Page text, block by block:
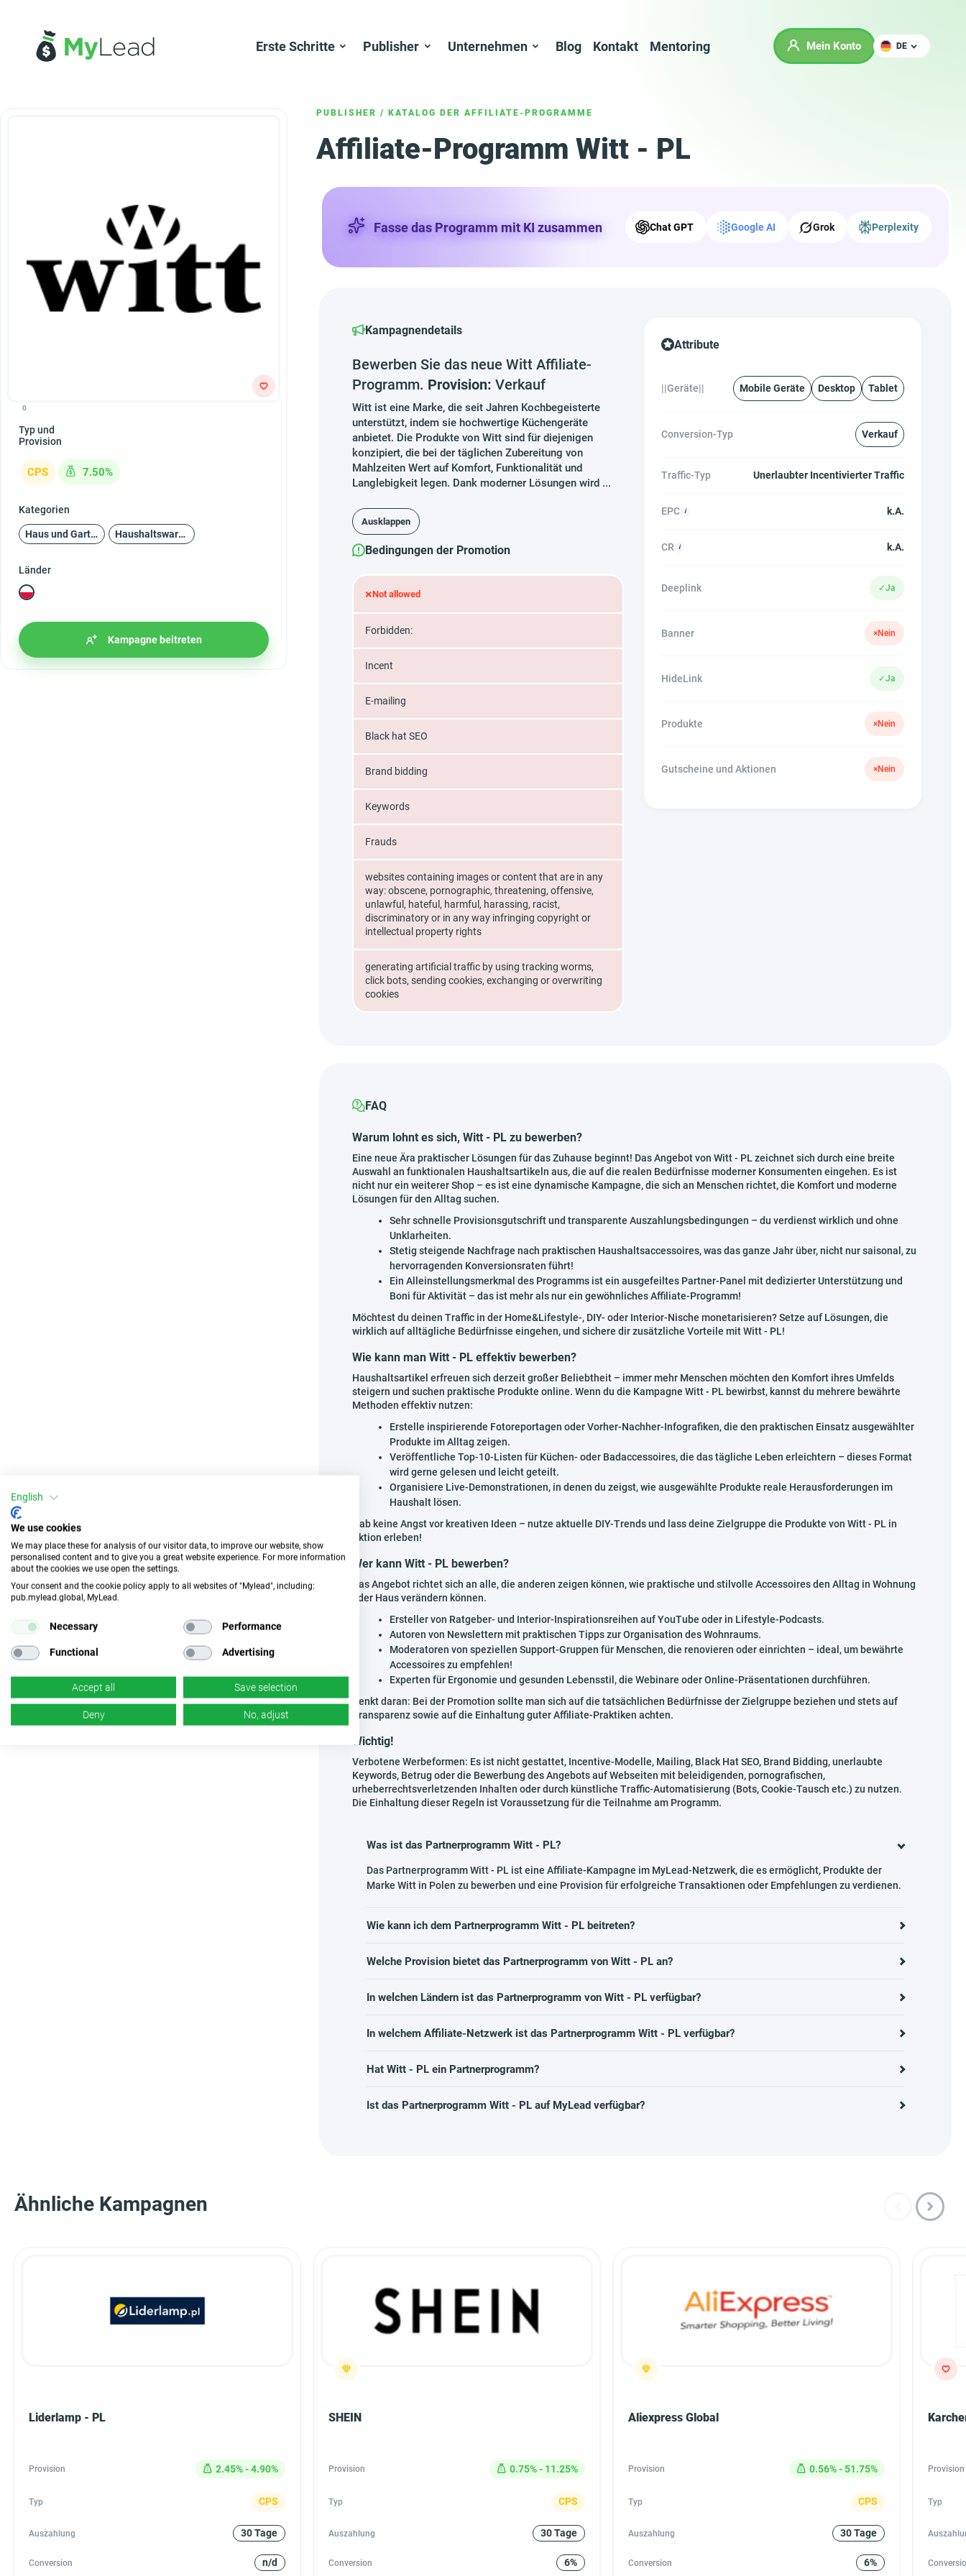
Erste Schritte Publisher Unternehmen Blog Kontakt Mentoring Mein Konto DE
PUBLISHER / KATALOG DER AFFILIATE-PROGRAMME
Affiliate-Programm Witt - PL
0
Typ und
Provision
CPS 7.50%
Kategorien
Haus und Garten Haushaltswaren
Länder
Kampagne beitreten
Fasse das Programm mit KI zusammen Chat GPT Google AI Grok Perplexity
Kampagnendetails
Bewerben Sie das neue Witt Affiliate-
Programm. Provision: Verkauf
Witt ist eine Marke, die seit Jahren Kochbegeisterte
unterstützt, indem sie hochwertige Küchengeräte
anbietet. Die Produkte von Witt sind für diejenigen
konzipiert, die bei der täglichen Zubereitung von
Mahlzeiten Wert auf Komfort, Funktionalität und
Langlebigkeit legen. Dank moderner Lösungen wird ...
Ausklappen
Bedingungen der Promotion
×Not allowed
Forbidden:
Incent
E-mailing
Black hat SEO
Brand bidding
Keywords
Frauds
websites containing images or content that are in any
way: obscene, pornographic, threatening, offensive,
unlawful, hateful, harmful, harassing, racist,
discriminatory or in any way infringing copyright or
intellectual property rights
generating artificial traffic by using tracking worms,
click bots, sending cookies, exchanging or overwriting
cookies
Attribute
||Geräte|| Mobile Geräte Desktop Tablet
Conversion-Typ Verkauf
Traffic-Typ Unerlaubter Incentivierter Traffic
EPC k.A.
CR k.A.
Deeplink ✓Ja
Banner ×Nein
HideLink ✓Ja
Produkte ×Nein
Gutscheine und Aktionen ×Nein
FAQ
Warum lohnt es sich, Witt - PL zu bewerben?
Eine neue Ära praktischer Lösungen für das Zuhause beginnt! Das Angebot von Witt - PL zeichnet sich durch eine breite
Auswahl an funktionalen Haushaltsartikeln aus, die auf die realen Bedürfnisse moderner Konsumenten eingehen. Es ist
nicht nur ein weiterer Shop – es ist eine dynamische Kampagne, die sich an Menschen richtet, die Komfort und moderne
Lösungen für den Alltag suchen.
Sehr schnelle Provisionsgutschrift und transparente Auszahlungsbedingungen – du verdienst wirklich und ohne
Unklarheiten.
Stetig steigende Nachfrage nach praktischen Haushaltsaccessoires, was das ganze Jahr über, nicht nur saisonal, zu
hervorragenden Konversionsraten führt!
Ein Alleinstellungsmerkmal des Programms ist ein ausgefeiltes Partner-Panel mit dedizierter Unterstützung und
Boni für Aktivität – das ist mehr als nur ein gewöhnliches Affiliate-Programm!
Möchtest du deinen Traffic in der Home&Lifestyle-, DIY- oder Interior-Nische monetarisieren? Setze auf Lösungen, die
wirklich auf alltägliche Bedürfnisse eingehen, und sichere dir zusätzliche Vorteile mit Witt - PL!
Wie kann man Witt - PL effektiv bewerben?
Haushaltsartikel erfreuen sich derzeit großer Beliebtheit – immer mehr Menschen möchten den Komfort ihres Umfelds
steigern und suchen praktische Produkte online. Wenn du die Kampagne Witt - PL bewirbst, kannst du mehrere bewährte
Methoden effektiv nutzen:
Erstelle inspirierende Fotoreportagen oder Vorher-Nachher-Infografiken, die den praktischen Einsatz ausgewählter
Produkte im Alltag zeigen.
Veröffentliche Top-10-Listen für Küchen- oder Badaccessoires, die das tägliche Leben erleichtern – dieses Format
wird gerne gelesen und leicht geteilt.
Organisiere Live-Demonstrationen, in denen du zeigst, wie ausgewählte Produkte reale Herausforderungen im
Haushalt lösen.
Hab keine Angst vor kreativen Ideen – nutze aktuelle DIY-Trends und lass deine Zielgruppe die Produkte von Witt - PL in
Aktion erleben!
Wer kann Witt - PL bewerben?
Das Angebot richtet sich an alle, die anderen zeigen können, wie praktische und stilvolle Accessoires den Alltag in Wohnung
oder Haus verändern können.
Ersteller von Ratgeber- und Interior-Inspirationsreihen auf YouTube oder in Lifestyle-Podcasts.
Autoren von Newslettern mit praktischen Tipps zur Organisation des Wohnraums.
Moderatoren von speziellen Support-Gruppen für Menschen, die renovieren oder einrichten – ideal, um bewährte
Accessoires zu empfehlen!
Experten für Ergonomie und gesunden Lebensstil, die Webinare oder Online-Präsentationen durchführen.
Denkt daran: Bei der Promotion sollte man sich auf die tatsächlichen Bedürfnisse der Zielgruppe beziehen und stets auf
Transparenz sowie auf die Einhaltung guter Affiliate-Praktiken achten.
Wichtig!
Verbotene Werbeformen: Es ist nicht gestattet, Incentive-Modelle, Mailing, Black Hat SEO, Brand Bidding, unerlaubte
Keywords, Betrug oder die Bewerbung des Angebots auf Webseiten mit beleidigenden, pornografischen,
urheberrechtsverletzenden Inhalten oder durch künstliche Traffic-Automatisierung (Bots, Cookie-Tausch etc.) zu nutzen.
Die Einhaltung dieser Regeln ist Voraussetzung für die Teilnahme am Programm.
Was ist das Partnerprogramm Witt - PL?
Das Partnerprogramm Witt - PL ist eine Affiliate-Kampagne im MyLead-Netzwerk, die es ermöglicht, Produkte der
Marke Witt in Polen zu bewerben und eine Provision für erfolgreiche Transaktionen oder Empfehlungen zu verdienen.
Wie kann ich dem Partnerprogramm Witt - PL beitreten?
Welche Provision bietet das Partnerprogramm von Witt - PL an?
In welchen Ländern ist das Partnerprogramm von Witt - PL verfügbar?
In welchem Affiliate-Netzwerk ist das Partnerprogramm Witt - PL verfügbar?
Hat Witt - PL ein Partnerprogramm?
Ist das Partnerprogramm Witt - PL auf MyLead verfügbar?
Ähnliche Kampagnen
Liderlamp - PL
Provision 2.45% - 4.90%
Typ CPS
Auszahlung 30 Tage
Conversion n/d
SHEIN
Provision 0.75% - 11.25%
Typ CPS
Auszahlung 30 Tage
Conversion 6%
Aliexpress Global
Provision 0.56% - 51.75%
Typ CPS
Auszahlung 30 Tage
Conversion 6%
Provision
Typ
English
We use cookies
We may place these for analysis of our visitor data, to improve our website, show
personalised content and to give you a great website experience. For more information
about the cookies we use open the settings.
Your consent and the cookie policy apply to all websites of "Mylead", including:
pub.mylead.global, MyLead.
Necessary Performance
Functional Advertising
Accept all Save selection
Deny No, adjust